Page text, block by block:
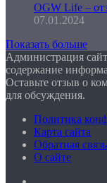
OGW Life –
07.01.2024
Показать больше
Администрация
содержание
Оставьте отзыв о
для обсуждения.
Политика
Карта сайта
Обратная связь
О сайте